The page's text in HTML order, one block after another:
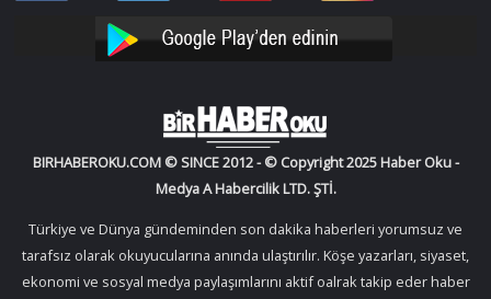
YouTube
Instagram
BIRHABEROKU.COM © SINCE 2012 - © Copyright 2025 Haber Oku -
Medya A Habercilik LTD. ŞTİ.
Türkiye ve Dünya gündeminden son dakika haberleri yorumsuz ve
tarafsız olarak okuyucularına anında ulaştırılır. Köşe yazarları, siyaset,
ekonomi ve sosyal medya paylaşımlarını aktif oalrak takip eder haber